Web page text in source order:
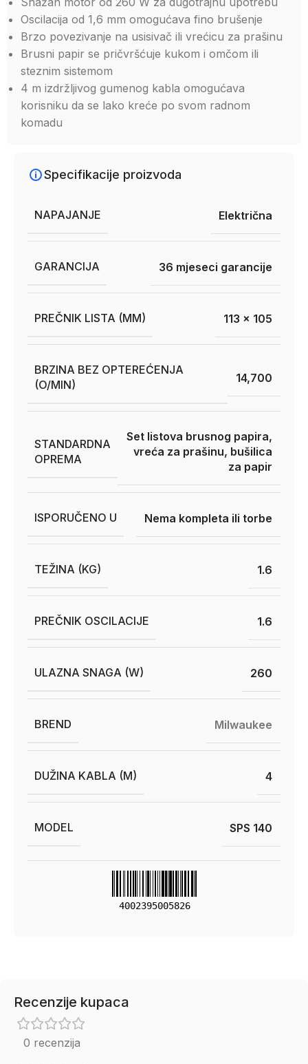
Oscilacija od 1,6 mm omogućava fino brušenje
Brzo povezivanje na usisivač ili vrećicu za prašinu
Brusni papir se pričvršćuje kukom i omčom ili
steznim sistemom
4 m izdržljivog gumenog kabla omogućava
korisniku da se lako kreće po svom radnom
komadu
Specifikacije proizvoda
NAPAJANJE Električna
GARANCIJA 36 mjeseci garancije
PREČNIK LISTA (MM) 113 x 105
BRZINA BEZ OPTEREĆENJA
(O/MIN)
14,700
STANDARDNA
OPREMA
Set listova brusnog papira,
vreća za prašinu, bušilica
za papir
ISPORUČENO U Nema kompleta ili torbe
TEŽINA (KG) 1.6
PREČNIK OSCILACIJE 1.6
ULAZNA SNAGA (W) 260
BREND Milwaukee
DUŽINA KABLA (M) 4
MODEL SPS 140
4002395005826
Recenzije kupaca
0 recenzija